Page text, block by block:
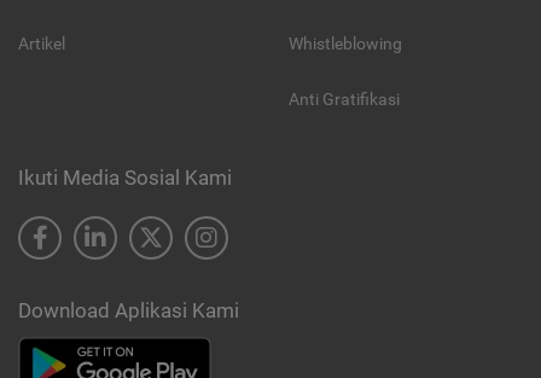
Artikel Whistleblowing
Anti Gratifikasi
Ikuti Media Sosial Kami
Download Aplikasi Kami